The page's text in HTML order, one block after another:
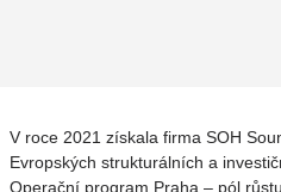
V roce 2021 získala firma SOH
Evropských strukturálních a
Operační program Praha – pól